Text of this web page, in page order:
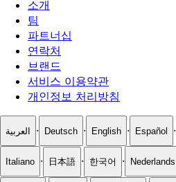
소개
팀
파트너십
연락처
브랜드
서비스 이용약관
개인정보 처리방침
العربية · Deutsch · English · Español ·
Italiano · 日本語 · 한국어 · Nederlands